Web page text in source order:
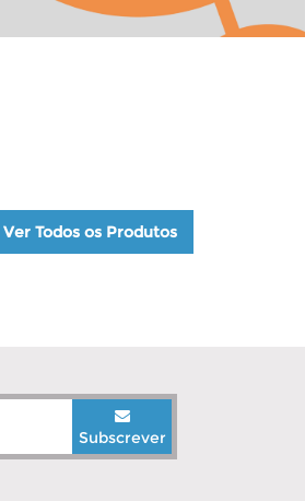
Ver Todos os Produtos
Subscrever